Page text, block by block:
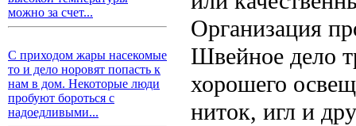
можно за счет...
С приходом жары насекомые
то и дело норовят попасть к
нам в дом. Некоторые люди
пробуют бороться с
надоедливыми...
Организация
Швейное дело
хорошего
ниток, игл и